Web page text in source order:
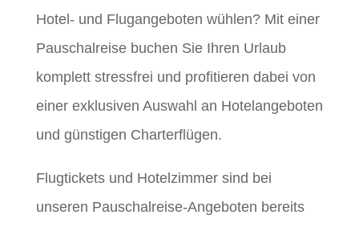
Hotel- und Flugangeboten wühlen? Mit einer
Pauschalreise buchen Sie Ihren Urlaub
komplett stressfrei und profitieren dabei von
einer exklusiven Auswahl an Hotelangeboten
und günstigen Charterflügen.
Flugtickets und Hotelzimmer sind bei
unseren Pauschalreise-Angeboten bereits